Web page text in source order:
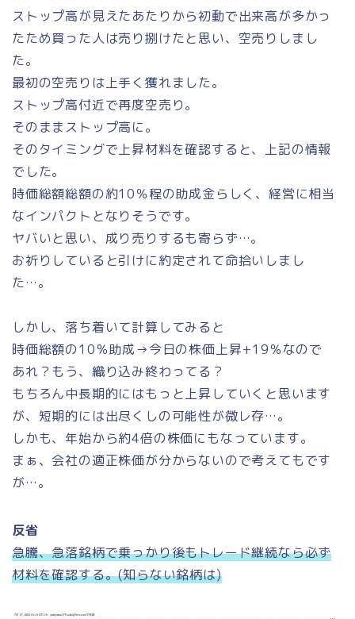
ストップ高が見えたあたりから初動で出来高が多かっ
たため買った人は売り捌けたと思い、空売りしまし
た。
最初の空売りは上手く獲れました。
ストップ高付近で再度空売り。
そのままストップ高に。
そのタイミングで上昇材料を確認すると、上記の情報
でした。
時価総額総額の約10％程の助成金らしく、経営に相当
なインパクトとなりそうです。
ヤバいと思い、成り売りするも寄らず…。
お祈りしていると引けに約定されて命拾いしまし
た…。
しかし、落ち着いて計算してみると
時価総額の10％助成→今日の株価上昇+19％なので
あれ？もう、織り込み終わってる？
もちろん中長期的にはもっと上昇していくと思います
が、短期的には出尽くしの可能性が微レ存…。
しかも、年始から約4倍の株価にもなっています。
まぁ、会社の適正株価が分からないので考えてもです
が…。
反省
急騰、急落銘柄で乗っかり後もトレード継続なら必ず
材料を確認する。(知らない銘柄は)